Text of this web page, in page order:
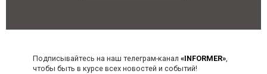
Подписывайтесь на наш телеграм-канал «INFORMER»,
чтобы быть в курсе всех новостей и событий!